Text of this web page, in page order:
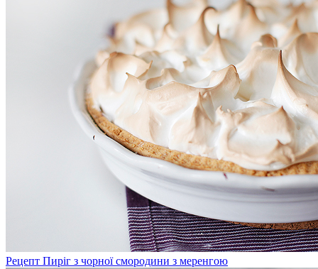
Рецепт Пиріг з чорної смородини з меренгою